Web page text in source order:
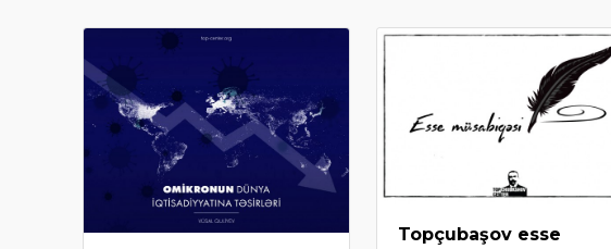
Topçubaşov esse